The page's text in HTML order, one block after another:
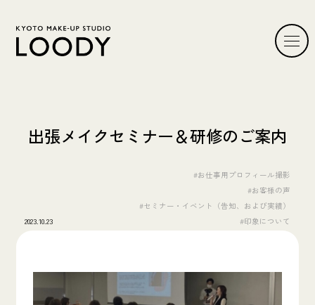
出張メイクセミナー＆研修のご案内
2023.10.23
#お仕事用プロフィール撮影
#お客様の声
#セミナー・イベント（告知、および実績）
#印象について